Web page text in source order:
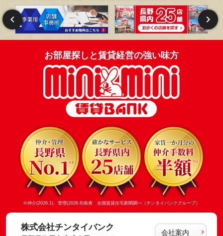
お部屋探しと賃貸経営の強い味方
※仲介(2026.1)、管理(2026.8)発表 全国賃貸住宅新聞調べ（チンタイバンクグループ）
株式会社チンタイバンク
会社案内